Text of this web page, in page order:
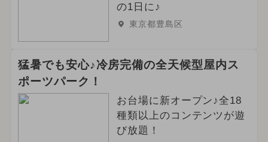
の1日に♪
東京都豊島区
猛暑でも安心♪冷房完備の全天候型屋内ス
ポーツパーク！
お台場に新オープン♪全18
種類以上のコンテンツが遊
び放題！